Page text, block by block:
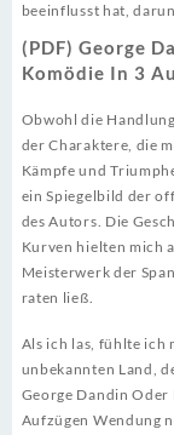
beeinflusst hat,
(PDF) George
Komödie In 3
Obwohl die
der Charaktere, die
Kämpfe und
ein Spiegelbild der
des Autors. Die
Kurven hielten mich
Meisterwerk der
raten ließ.
Als ich las, fühlte ich
unbekannten Land,
George Dandin
Aufzügen Wendung